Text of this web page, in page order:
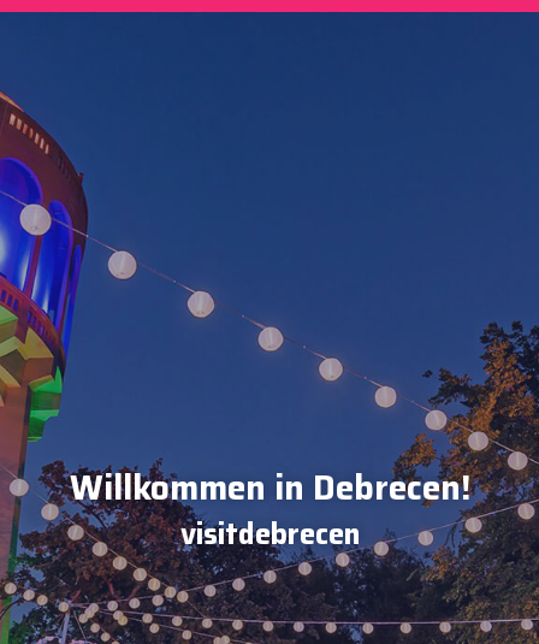
Willkommen in Debrecen!
visitdebrecen